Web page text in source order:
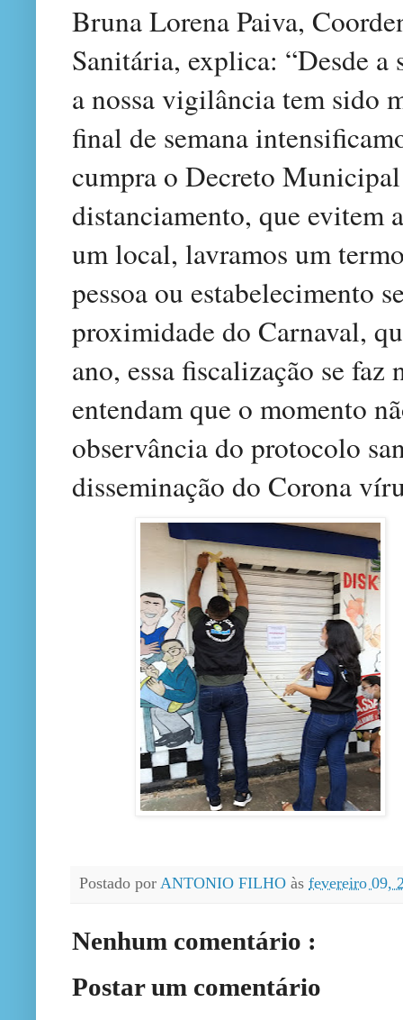
Bruna Lorena Paiva,
Sanitária, explica: “Desde a
a nossa vigilância tem sido
final de semana
cumpra o Decreto Municipal
distanciamento, que evitem
um local, lavramos um
pessoa ou estabelecimento
proximidade do Carnaval,
ano, essa fiscalização se faz
entendam que o momento
observância do protocolo
disseminação do Corona
Postado por ANTONIO FILHO às fevereiro 09,
Nenhum comentário :
Postar um comentário